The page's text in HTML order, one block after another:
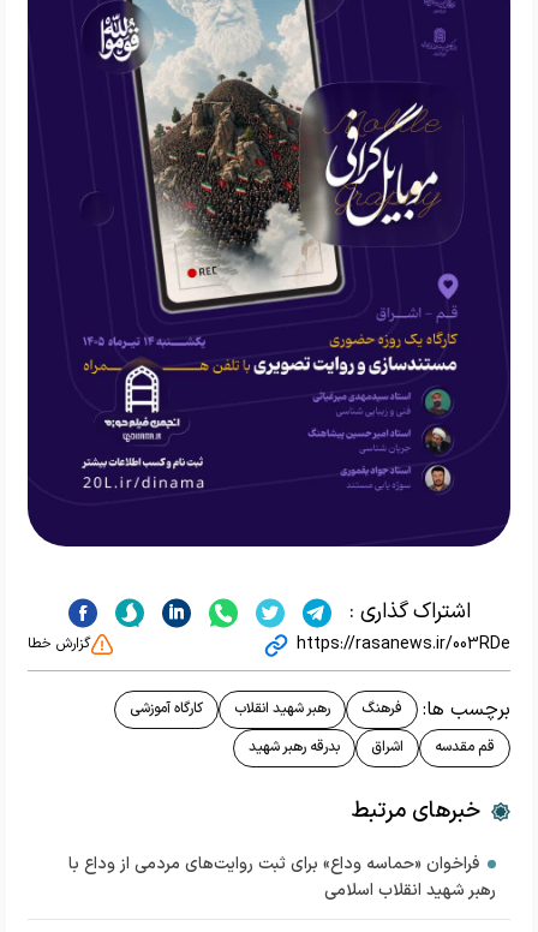
اشتراک گذاری :
https://rasanews.ir/003RDe گزارش خطا
برچسب ها: فرهنگ رهبر شهید انقلاب
کارگاه آموزشی
قم مقدسه
اشراق بدرقه رهبر شهید
خبرهای مرتبط
فراخوان «حماسه وداع» برای ثبت روایت‌های مردمی از وداع با
رهبر شهید انقلاب اسلامی